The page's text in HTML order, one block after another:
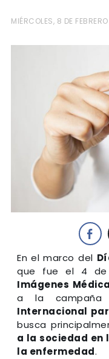
MIÉRCOLES, 8 DE
En el marco del
que fue el 4 de
Imágenes
a la
Internacional
busca
a la sociedad en
la enfermedad.